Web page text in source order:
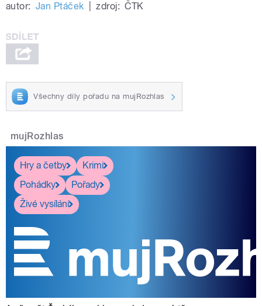
autor: Jan Ptáček zdroj: ČTK
Všechny díly pořadu na mujRozhlas
mujRozhlas
Hry a četby
Krimi
Pohádky
Pořady
Živé vysílání